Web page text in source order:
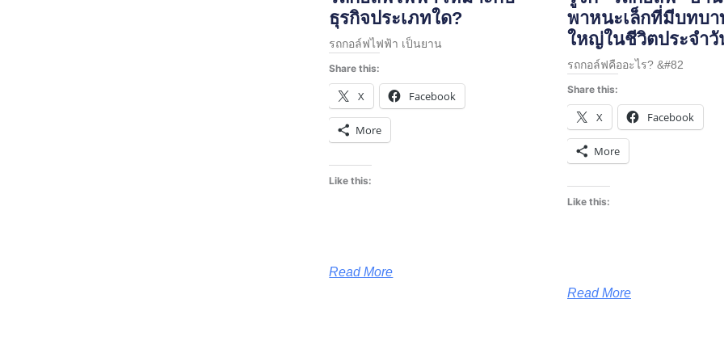
ธุรกิจประเภทใด?
รถกอล์ฟไฟฟ้า เป็นยาน
Share this:
X Facebook
More
Like this:
Read More
พาหนะเล็กที่มีบทบา
ใหญ่ในชีวิตประจำวั
รถกอล์ฟคืออะไร? &#82
Share this:
X Facebook
More
Like this:
Read More